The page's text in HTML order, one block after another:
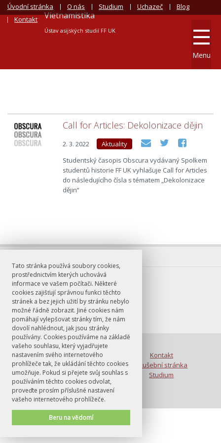
Tato stránka používá soubory cookies,
prostřednictvím kterých uchovává
informace ve vašem počítači. Některé
cookies zajišťují správnou funkci těchto
stránek a bez jejich užití by stránku nebylo
možné řádně zobrazit. Jiné cookies nám
pomáhají vylepšovat stránky tím, že nám
dovolí nahlédnout, jak jsou stránky
používány. Cookies používáme na základě
vašeho souhlasu, který vyjadřujete
nastavením svého internetového
prohlížeče tak, že ukládání těchto cookies
umožňuje. Pokud si přejete svůj souhlas s
používáním těchto cookies odvolat,
proveďte prosím příslušné nastavení
vašeho internetového prohlížeče.
Beru na vědomí
Vietnamistika
Ústav asijských studií FF UK
Call for Articles: Dekolonizace dějin
2. 3. 2022
Aktuality
Studentský časopis Obscura vydávaný Spolkem
studentů historie FF UK vyhlašuje Call for Articles
do následujícího čísla s tématem „Dekolonizace
dějin“
Menu
Úvodní stránka O nás Studium Uchazeč
Blog
Kontakt
© FF UK 2026
Blog
Kontakt
Uchazeč
Zkušební stránka
O nás
Studium